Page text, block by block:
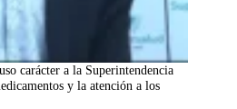
carácter a la Superintendencia
y la atención a los